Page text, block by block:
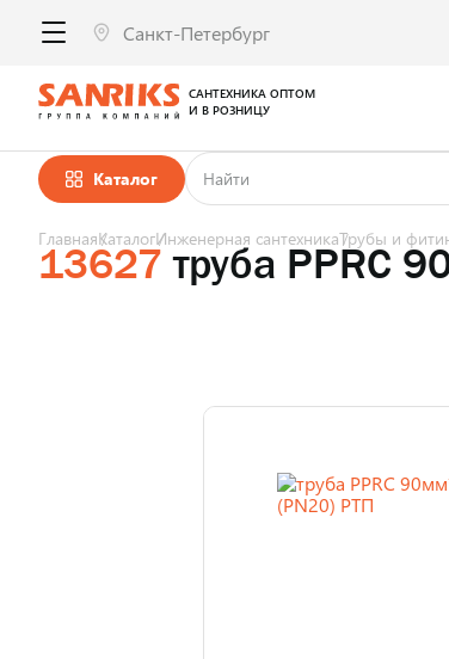
Каталог
САНТЕХНИКА ОПТОМ
И В РОЗНИЦУ
ГлавнаяКаталогИнженерная сантехникаТрубы и
13627 труба PPRC